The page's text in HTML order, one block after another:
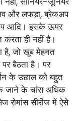
और लफड़ा, ब्रेकअप
आदि। इसके ऊपर
ही नहीं है।
है, जो खूब मेहनत
बैठता है। पर
के उछाल को बहुत
जाने के चांस अधिक
रोमांस सीरीज में ऐसे